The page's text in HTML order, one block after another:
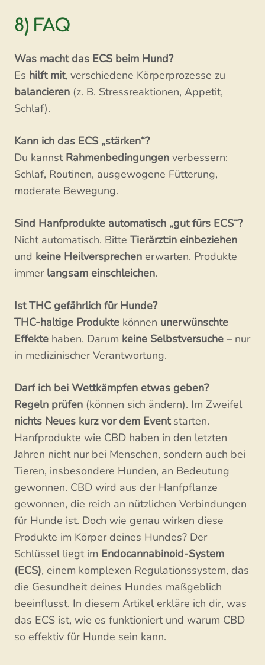
8) FAQ
Was macht das ECS beim Hund?
Es hilft mit, verschiedene Körperprozesse zu
balancieren (z. B. Stressreaktionen, Appetit,
Schlaf).
Kann ich das ECS „stärken“?
Du kannst Rahmenbedingungen verbessern:
Schlaf, Routinen, ausgewogene Fütterung,
moderate Bewegung.
Sind Hanfprodukte automatisch „gut fürs ECS“?
Nicht automatisch. Bitte Tierärzt:in einbeziehen
und keine Heilversprechen erwarten. Produkte
immer langsam einschleichen.
Ist THC gefährlich für Hunde?
THC-haltige Produkte können unerwünschte
Effekte haben. Darum keine Selbstversuche – nur
in medizinischer Verantwortung.
Darf ich bei Wettkämpfen etwas geben?
Regeln prüfen (können sich ändern). Im Zweifel
nichts Neues kurz vor dem Eventstarten.
Hanfprodukte wie CBD haben in den letzten
Jahren nicht nur bei Menschen, sondern auch bei
Tieren, insbesondere Hunden, an Bedeutung
gewonnen. CBD wird aus der Hanfpflanze
gewonnen, die reich an nützlichen Verbindungen
für Hunde ist. Doch wie genau wirken diese
Produkte im Körper deines Hundes? Der
Schlüssel liegt im Endocannabinoid-System
(ECS), einem komplexen Regulationssystem, das
die Gesundheit deines Hundes maßgeblich
beeinflusst. In diesem Artikel erkläre ich dir, was
das ECS ist, wie es funktioniert und warum CBD
so effektiv für Hunde sein kann.